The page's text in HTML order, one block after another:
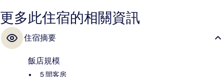
更多此住宿的相關資訊
住宿摘要
飯店規模
5 間客房